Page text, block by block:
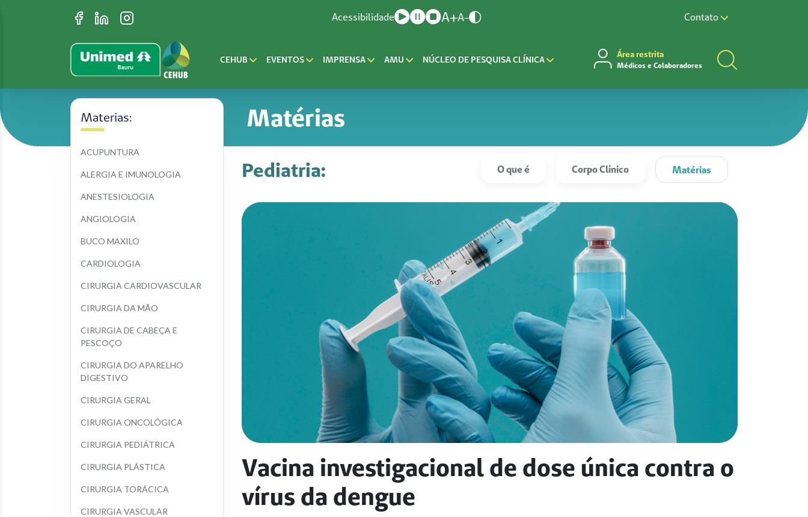
Acessibilidade A+A- Contato
CEHUB EVENTOS IMPRENSA AMU NÚCLEO DE PESQUISA CLÍNICA Área restrita
Médicos e Colaboradores
Matérias
Materias:
ACUPUNTURA
ALERGIA E IMUNOLOGIA
ANESTESIOLOGIA
ANGIOLOGIA
BUCO MAXILO
CARDIOLOGIA
CIRURGIA CARDIOVASCULAR
CIRURGIA DA MÃO
CIRURGIA DE CABEÇA E
PESCOÇO
CIRURGIA DO APARELHO
DIGESTIVO
CIRURGIA GERAL
CIRURGIA ONCOLÓGICA
CIRURGIA PEDIÁTRICA
CIRURGIA PLÁSTICA
CIRURGIA TORÁCICA
CIRURGIA VASCULAR
Pediatria: O que é Corpo Clínico Matérias
Vacina investigacional de dose única contra o
vírus da dengue